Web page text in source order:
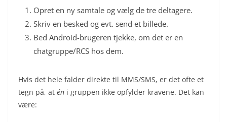
Opret en ny samtale og vælg de tre deltagere.
Skriv en besked og evt. send et billede.
Bed Android-brugeren tjekke, om det er en
chatgruppe/RCS hos dem.
Hvis det hele falder direkte til MMS/SMS, er det ofte et
tegn på, at én i gruppen ikke opfylder kravene. Det kan
være: